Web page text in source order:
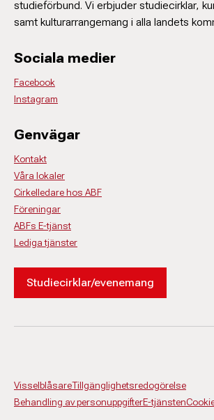
studieförbund. Vi erbjuder studiecirklar,
samt kulturarrangemang i alla landets
Sociala medier
Facebook
Instagram
Genvägar
Kontakt
Våra lokaler
Cirkelledare hos ABF
Föreningar
ABFs E-tjänst
Lediga tjänster
Studiecirklar/evenemang
VisselblåsareTillgänglighetsredogörelse
Behandling av personuppgifterE-tjänsten